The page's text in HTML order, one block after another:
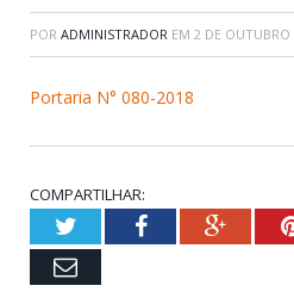
POR ADMINISTRADOR EM 2 DE OUTUBRO
Portaria N° 080-2018
COMPARTILHAR:
TwitterFacebook
Email